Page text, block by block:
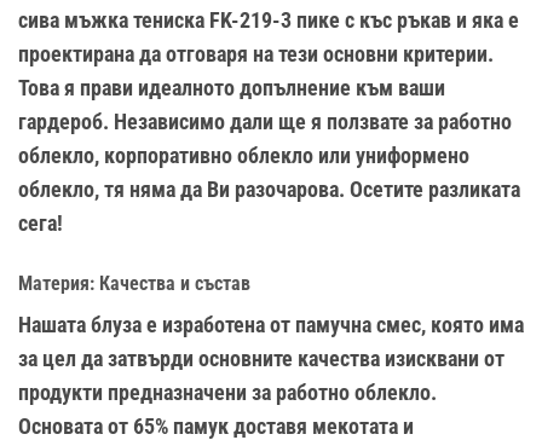
сива мъжка тениска FK-219-3 пике с къс ръкав и яка е
проектирана да отговаря на тези основни критерии.
Това я прави идеалното допълнение към ваши
гардероб. Независимо дали ще я ползвате за работно
облекло, корпоративно облекло или униформено
облекло, тя няма да Ви разочарова. Осетите разликата
сега!
Материя: Качества и състав
Нашата блуза е изработена от памучна смес, която има
за цел да затвърди основните качества изисквани от
продукти предназначени за работно облекло.
Основата от 65% памук доставя мекотата и